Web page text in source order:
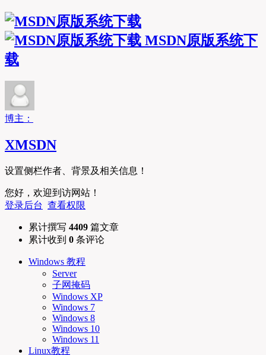
MSDN原版系统下
载
博主：
XMSDN
设置侧栏作者、背景及相关信息！
您好，欢迎到访网站！
登录后台 查看权限
累计撰写 4409 篇文章
累计收到 0 条评论
Windows 教程
Server
子网掩码
Windows XP
Windows 7
Windows 8
Windows 10
Windows 11
Linux教程